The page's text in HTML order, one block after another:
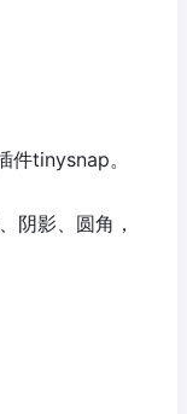
件tinysnap。
阴影、圆角，